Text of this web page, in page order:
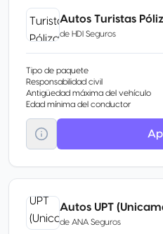
Autos Turistas
de HDI Seguros
Tipo de paquete
Responsabilidad civil
Antigüedad máxima del vehículo
Edad mínima del conductor
Autos UPT
de ANA Seguros